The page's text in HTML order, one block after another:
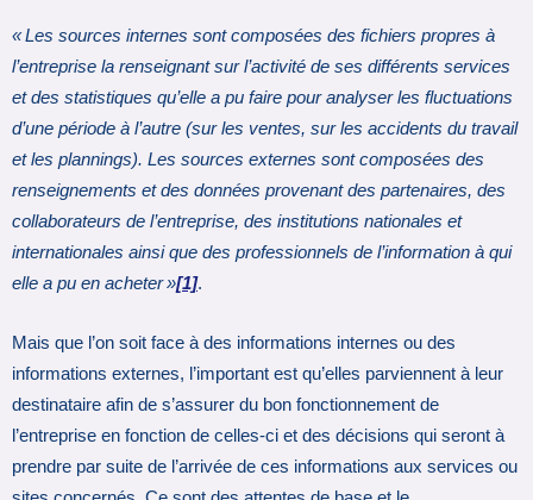
« Les sources internes sont composées des fichiers propres à
l’entreprise la renseignant sur l’activité de ses différents services
et des statistiques qu’elle a pu faire pour analyser les fluctuations
d’une période à l’autre (sur les ventes, sur les accidents du travail
et les plannings). Les sources externes sont composées des
renseignements et des données provenant des partenaires, des
collaborateurs de l’entreprise, des institutions nationales et
internationales ainsi que des professionnels de l’information à qui
elle a pu en acheter »[1].
Mais que l’on soit face à des informations internes ou des
informations externes, l’important est qu’elles parviennent à leur
destinataire afin de s’assurer du bon fonctionnement de
l’entreprise en fonction de celles-ci et des décisions qui seront à
prendre par suite de l’arrivée de ces informations aux services ou